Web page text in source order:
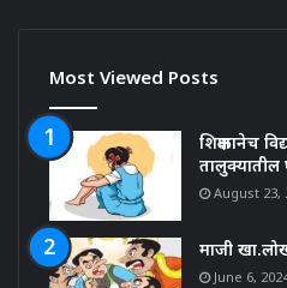
Most Viewed Posts
शिक्षकानेच
तालुक्यातील
August 23,
माजी
June 6,